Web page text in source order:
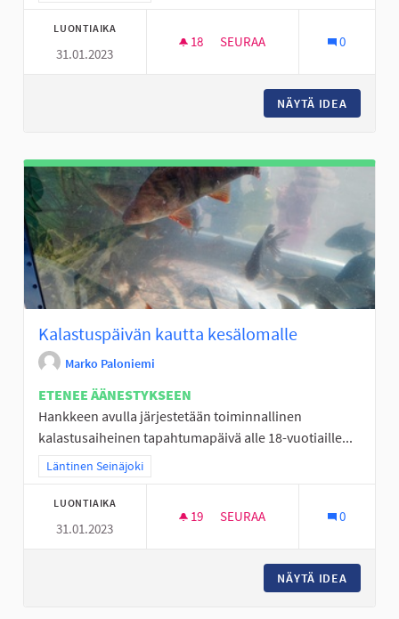
LUONTIAIKA
31.01.2023
18 18 SEURAAJAA
SEURAA 0
NÄYTÄ IDEA
Kalastuspäivän kautta kesälomalle
Marko Paloniemi
ETENEE ÄÄNESTYKSEEN
Hankkeen avulla järjestetään toiminnallinen
kalastusaiheinen tapahtumapäivä alle 18-vuotiaille...
Rajaa tulokset teeman mukaan: Läntinen Seinäjoki
Läntinen Seinäjoki
LUONTIAIKA
31.01.2023
19 19 SEURAAJAA
SEURAA 0
NÄYTÄ IDEA